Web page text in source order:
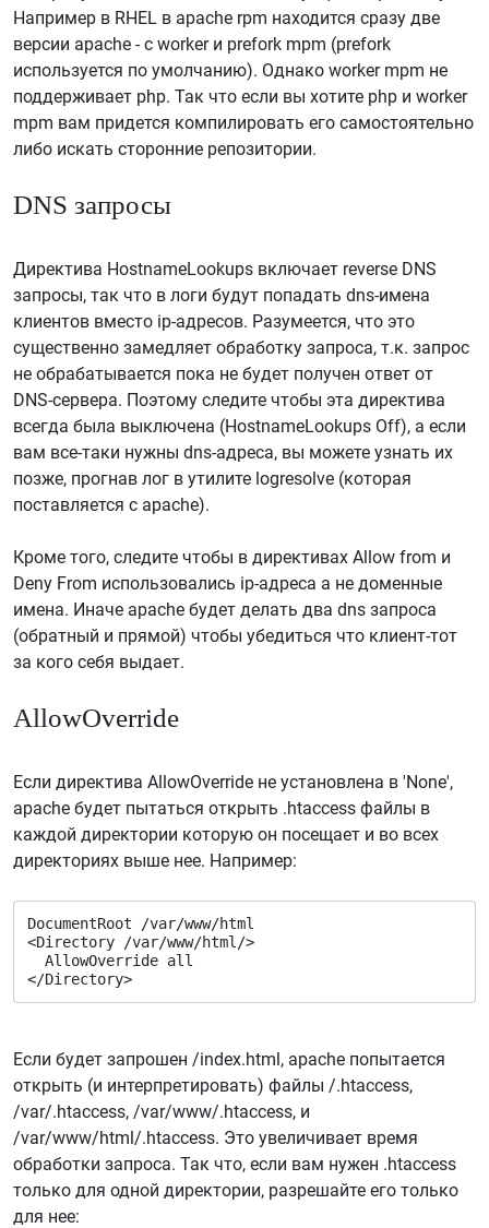
Например в RHEL в apache rpm находится сразу две
версии apache - с worker и prefork mpm (prefork
используется по умолчанию). Однако worker mpm не
поддерживает php. Так что если вы хотите php и worker
mpm вам придется компилировать его самостоятельно
либо искать сторонние репозитории.
DNS запросы
Директива HostnameLookups включает reverse DNS
запросы, так что в логи будут попадать dns-имена
клиентов вместо ip-адресов. Разумеется, что это
существенно замедляет обработку запроса, т.к. запрос
не обрабатывается пока не будет получен ответ от
DNS-сервера. Поэтому следите чтобы эта директива
всегда была выключена (HostnameLookups Off), а если
вам все-таки нужны dns-адреса, вы можете узнать их
позже, прогнав лог в утилите logresolve (которая
поставляется с apache).
Кроме того, следите чтобы в директивах Allow from и
Deny From использовались ip-адреса а не доменные
имена. Иначе apache будет делать два dns запроса
(обратный и прямой) чтобы убедиться что клиент-тот
за кого себя выдает.
AllowOverride
Если директива AllowOverride не установлена в 'None',
apache будет пытаться открыть .htaccess файлы в
каждой директории которую он посещает и во всех
директориях выше нее. Например:
DocumentRoot /var/www/html
<Directory /var/www/html/>
  AllowOverride all
</Directory>
Если будет запрошен /index.html, apache попытается
открыть (и интерпретировать) файлы /.htaccess,
/var/.htaccess, /var/www/.htaccess, и
/var/www/html/.htaccess. Это увеличивает время
обработки запроса. Так что, если вам нужен .htaccess
только для одной директории, разрешайте его только
для нее: